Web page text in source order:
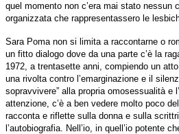
quel momento non c’era mai stato nessun
organizzata che rappresentassero le
Sara Poma non si limita a raccontarne o
un fitto dialogo dove da una parte c’è la
1972, a trentasette anni, compiendo un
una rivolta contro l’emarginazione e il
sopravvivere” alla propria omosessualità e
attenzione, c’è a ben vedere molto poco
racconta e riflette sulla donna e sulla
l’autobiografia. Nell’io, in quell’io potente